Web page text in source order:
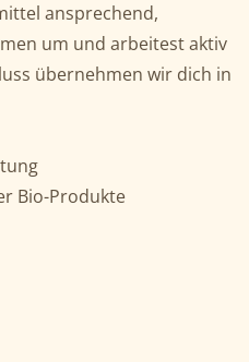
ansprechend,
um und arbeitest aktiv
übernehmen wir dich in
Bio-Produkte